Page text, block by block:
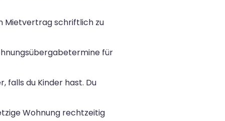
Mietvertrag schriftlich zu
für
falls du Kinder hast. Du
Wohnung rechtzeitig